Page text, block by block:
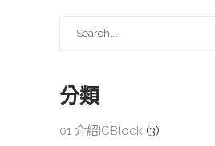
分類
01 介紹ICBlock (3)